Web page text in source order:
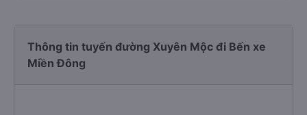
Thông tin tuyến đường Xuyên Mộc đi Bến xe
Miền Đông